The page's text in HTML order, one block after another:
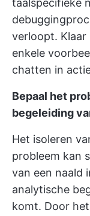
taalspecifieke
verloopt. Klaar
enkele
chatten in
Bepaal het
begeleiding
Het isoleren
probleem kan
van een naald
analytische
komt. Door